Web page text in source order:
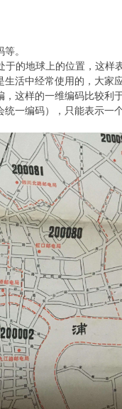
。
于的地球上的位置，这样
活中经常使用的，大家
，这样的一维编码比较利
一编码），只能表示一